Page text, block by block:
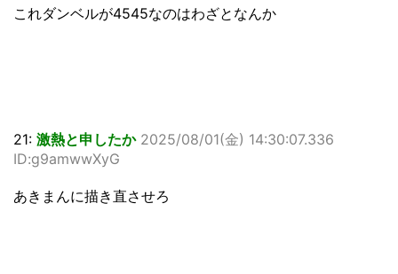
これダンベルが4545なのはわざとなんか
21: 激熱と申したか 2025/08/01(金) 14:30:07.336
ID:g9amwwXyG
あきまんに描き直させろ